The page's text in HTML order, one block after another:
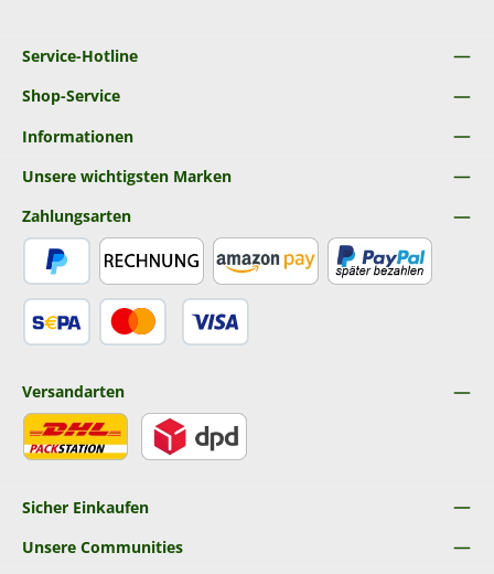
Service-Hotline
Shop-Service
Informationen
Unsere wichtigsten Marken
Sicher Einkaufen
Unsere Communities
Zahlungsarten
Versandarten